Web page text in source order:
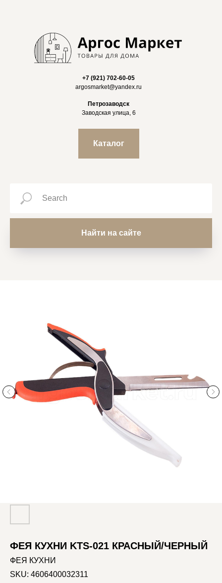
+7 (921) 702-60-05
argosmarket@yandex.ru
Петрозаводск
Заводская улица, 6
Каталог
Найти на сайте
ФЕЯ КУХНИ KTS-021 КРАСНЫЙ/ЧЕРНЫЙ
ФЕЯ КУХНИ
SKU: 4606400032311